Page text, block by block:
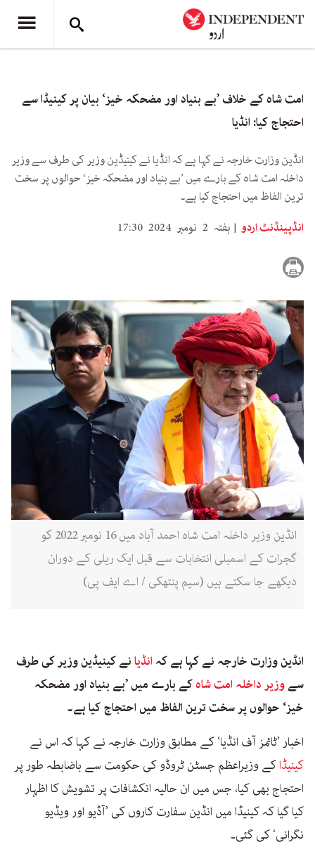
امت شاہ کے خلاف ’بے بنیاد اور مضحکہ خیز‘ بیان پر کینیڈا سے
احتجاج کیا: انڈیا
انڈین وزارت خارجہ نے کہا ہے کہ انڈیا نے کینیڈین وزیر کی طرف سے وزیر
داخلہ امت شاہ کے بارے میں ’بے بنیاد اور مضحکہ خیز‘ حوالوں پر سخت
ترین الفاظ میں احتجاج کیا ہے۔
انڈپینڈنٹ اردو
ہفتہ 2 نومبر 2024 17:30
انڈین وزیر داخلہ امت شاہ احمد آباد میں 16 نومبر 2022 کو
گجرات کے اسمبلی انتخابات سے قبل ایک ریلی کے دوران
دیکھے جا سکتے ہیں (سیم پنتھکی / اے ایف پی)
انڈین وزارت خارجہ نے کہا ہے کہ انڈیانے کینیڈین وزیر کی طرف
سےوزیر داخلہ امت شاہکے بارے میں ’بے بنیاد اور مضحکہ
خیز‘ حوالوں پر سخت ترین الفاظ میں احتجاج کیا ہے۔
اخبار ’ٹائمز آف انڈیا‘ کے مطابق وزارت خارجہ نے کہا کہ اس نے
کینیڈاکے وزیراعظم جسٹن ٹروڈو کی حکومت سے باضابطہ طور پر
احتجاج بھی کیا، جس میں ان حالیہ انکشافات پر تشویش کا اظہار
کیا گیا کہ کینیڈا میں انڈین سفارت کاروں کی ’آڈیو اور ویڈیو
نگرانی‘ کی گئی۔